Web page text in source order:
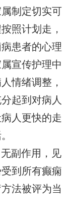
制定切实可
照计划走，
患者的心理
宣传护理中
情绪调整，
起到对病人
人更快的走
副作用，见
到所有癫痫
法被评为当